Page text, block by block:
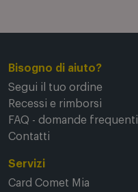
Bisogno di aiuto?
Segui il tuo ordine
Recessi e rimborsi
FAQ - domande frequenti
Contatti
Servizi
Card Comet Mia